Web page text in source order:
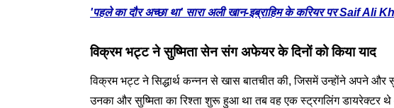
'पहले का दौर अच्छा था' सारा अली खान-इब्राहिम के करियर पर Saif Ali
विक्रम भट्ट ने सुष्मिता सेन संग अफेयर के दिनों को किया याद
विक्रम भट्ट ने सिद्धार्थ कन्नन से खास बातचीत की, जिसमें उन्होंने अपने और
उनका और सुष्मिता का रिश्ता शुरू हुआ था तब वह एक स्ट्रगलिंग डायरेक्टर